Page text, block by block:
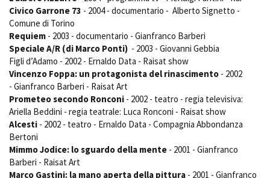
Civico Garrone 73 - 2004 - documentario - Alberto Signetto -
Comune di Torino
Requiem - 2003 - documentario - Gianfranco Barberi
Speciale A/R (di Marco Ponti) - 2003 - Giovanni Gebbia
Figli d’Adamo - 2002 - Ernaldo Data - Raisat show
Vincenzo Foppa: un protagonista del rinascimento - 2002
- Gianfranco Barberi - Raisat Art
Prometeo secondo Ronconi - 2002 - teatro - regia televisiva:
Ariella Beddini - regia teatrale: Luca Ronconi - Raisat show
Alcesti - 2002 - teatro - Ernaldo Data - Compagnia Abbondanza
Bertoni
Mimmo Jodice: lo sguardo della mente - 2001 - Gianfranco
Barberi - Raisat Art
Marco Gastini: la mano aperta della pittura - 2001 - Gianfranco